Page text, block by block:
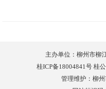
主办单位：柳州市
桂ICP备18004841号 桂
管理维护：柳